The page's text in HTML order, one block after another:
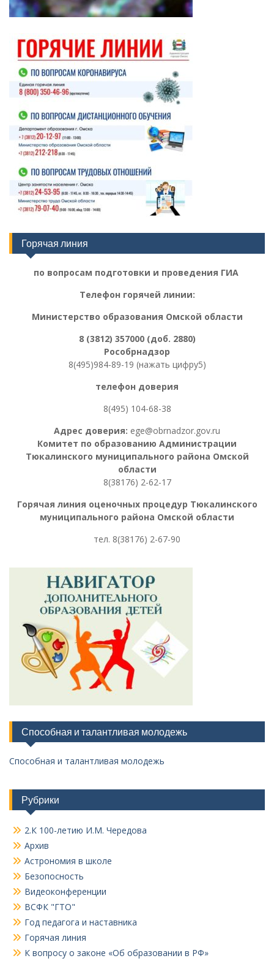
Горячая линия
по вопросам подготовки и проведения ГИА
Телефон горячей линии:
Министерство образования Омской области
8 (3812) 357000 (доб. 2880)
Рособрнадзор
8(495)984-89-19 (нажать цифру5)
телефон доверия
8(495) 104-68-38
Адрес доверия: ege@obrnadzor.gov.ru
Комитет по образованию Администрации
Тюкалинского муниципального района Омской
области
8(38176) 2-62-17
Горячая линия оценочных процедур Тюкалинского
муниципального района Омской области
тел. 8(38176) 2-67-90
Способная и талантливая молодежь
Способная и талантливая молодежь
Рубрики
2.К 100-летию И.М. Чередова
Архив
Астрономия в школе
Безопосность
Видеоконференции
ВСФК "ГТО"
Год педагога и наставника
Горячая линия
К вопросу о законе «Об образовании в РФ»